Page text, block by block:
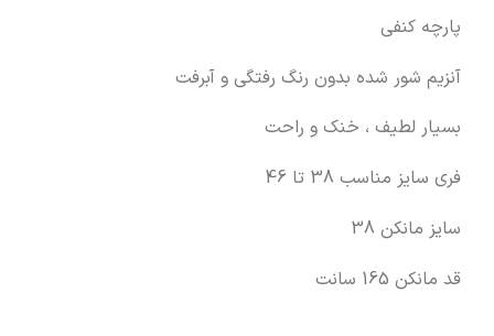
پارچه کنفی
آنزیم شور شده بدون رنگ رفتگی و آبرفت
بسیار لطیف ، خنک و راحت
فری سایز مناسب 38 تا 46
سایز مانکن 38
قد مانکن 165 سانت